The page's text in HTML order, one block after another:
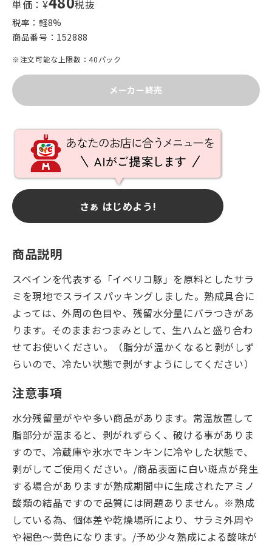
単価：¥ 税抜
税率：軽8%
商品番号： 152888
※注文可能な上限数：40パック
メーカー終売
さぁ はじめよう!
商品説明
スペインを代表する「イベリコ豚」を原料としたサラ
ミを現地でスライスパッキングしました。熟成具合に
よっては、外周の色目や、残留水分量にバラつきがあ
ります。そのままおつまみとして、生ハムと盛り合わ
せてお使いください。（脂分が温かくなると剥がしず
らいので、冷たい状態で剥がすようにしてください）
注意事項
水分残留量がやや多い商品があります。常温放置して
脂部分が温まると、剥がれずらく、破ける事がありま
すので、冷蔵庫や氷水でキンキンに冷やした状態で、
剥がしてご使用ください。/商品表面に白い斑点が発生
する場合がありますが熟成期間中に生成されたアミノ
酸類の結晶ですので品質には問題ありません。※熟成
している為、個体差や乾燥場所により、サラミ外周や
や褐色～黄色になります。/予め少々熟成による酸味が